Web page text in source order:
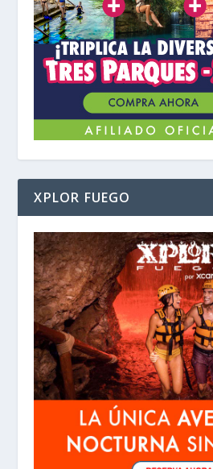
XPLOR FUEGO